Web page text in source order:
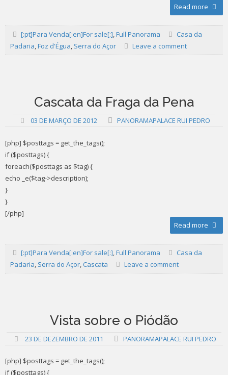
Read more
[:pt]Para Venda[:en]For sale[:],Full Panorama
Casa da
Padaria,Foz d'Égua, Serra do Açor Leave a comment
Cascata da Fraga da Pena
03 DE MARÇO DE 2012 PANORAMAPALACE RUI PEDRO
[php] $posttags = get_the_tags();
if ($posttags) {
foreach($posttags as $tag) {
echo _e($tag->description);
}
}
[/php]
Read more
[:pt]Para Venda[:en]For sale[:] ,Full Panorama
Casa da
Padaria Serra do Açor Cascata Leave a comment
Vista sobre o Piódão
23 DE DEZEMBRO DE 2011 PANORAMAPALACE RUI PEDRO
[php] $posttags = get_the_tags();
if ($posttags) {